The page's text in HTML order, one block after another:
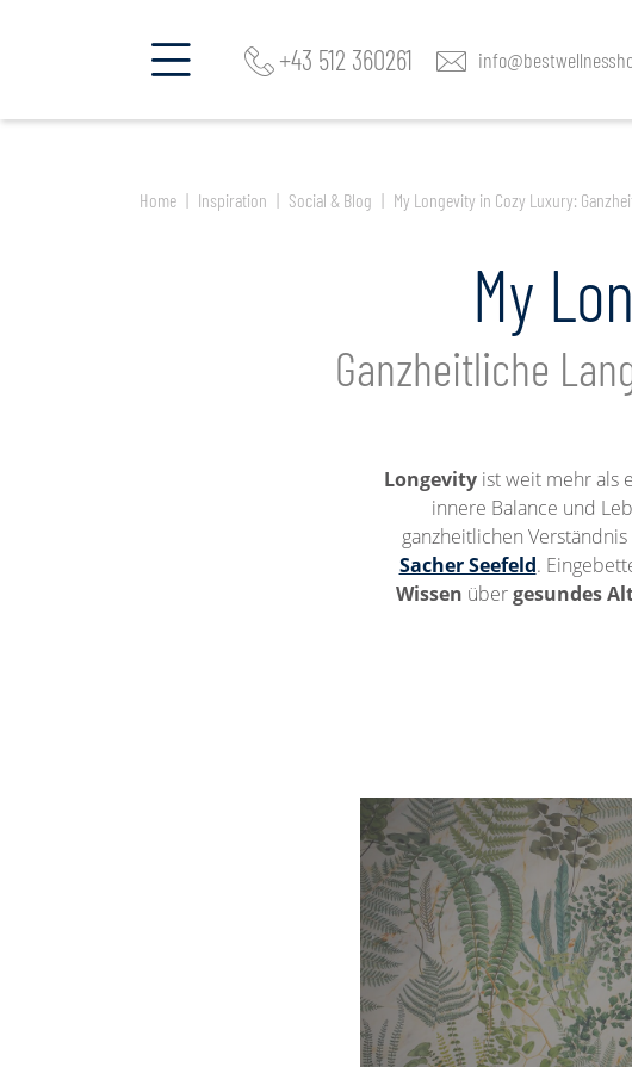
+43 512 360261
Home Inspiration Social & Blog My Longevity in Cozy Luxury:
My
Ganzheitliche
Longevity ist weit mehr als
innere Balance und
ganzheitlichen
Sacher Seefeld.
Wissen übergesundes